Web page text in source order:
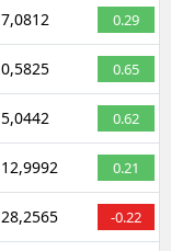
Kırklareli
Kırşehir
Konya
Kütahya
Malatya
7,0812 0.29
0,5825 0.65
5,0442 0.62
12,9992 0.21
28,2565 -0.22